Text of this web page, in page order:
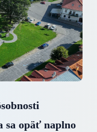
sa opäť naplno